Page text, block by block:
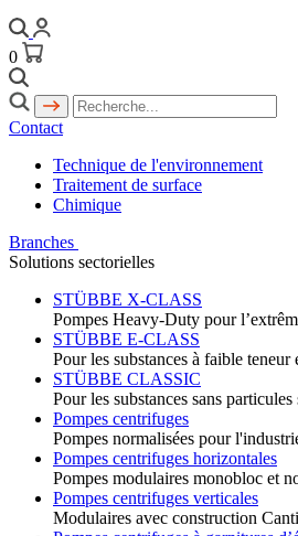
0
Contact
Technique de l'environnement
Traitement de surface
Chimique
Branches
Solutions sectorielles
STÜBBE X-CLASS
Pompes Heavy-Duty pour
STÜBBE E-CLASS
Pour les substances à faible teneur
STÜBBE CLASSIC
Pour les substances sans particules
Pompes centrifuges
Pompes normalisées pour
Pompes centrifuges horizontales
Pompes modulaires monobloc et
Pompes centrifuges verticales
Modulaires avec construction